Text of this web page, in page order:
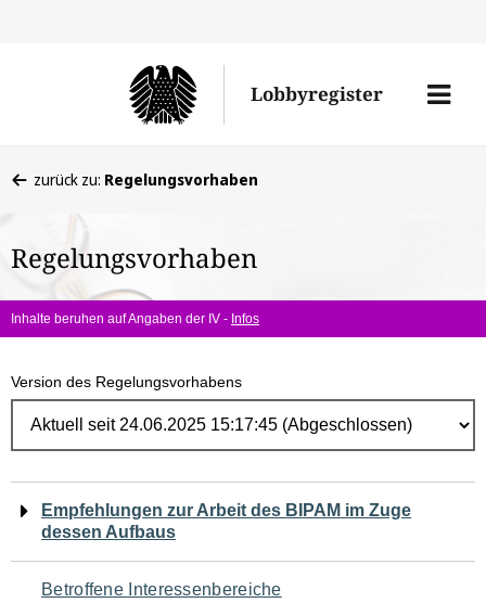
Lobbyregister
Menü
befinden
hier:
zurück zu: Regelungsvorhaben
Regelungsvorhaben
Inhalte beruhen auf Angaben der IV - Infos
Version des Regelungsvorhabens
Navigation
für
den
Empfehlungen zur Arbeit des BIPAM im Zuge
dessen Aufbaus
Betroffene Interessenbereiche